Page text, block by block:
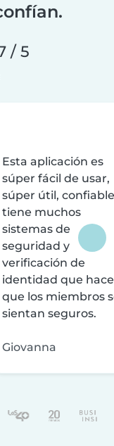
/ 5
Esta aplicación es
súper fácil de usar,
súper útil,
tiene muchos
sistemas de
seguridad y
verificación de
identidad que
que los miembros
sientan seguros.
Giovanna